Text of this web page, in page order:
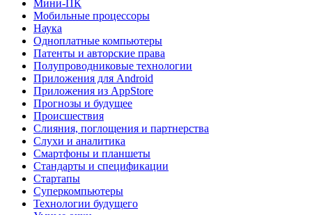
Мини-ПК
Мобильные процессоры
Наука
Одноплатные компьютеры
Патенты и авторские права
Полупроводниковые технологии
Приложения для Android
Приложения из AppStore
Прогнозы и будущее
Происшествия
Слияния, поглощения и партнерства
Слухи и аналитика
Смартфоны и планшеты
Стандарты и спецификации
Стартапы
Суперкомпьютеры
Технологии будущего